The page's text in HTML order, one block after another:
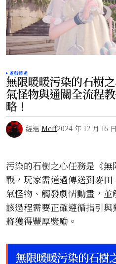
遊戲頻道
無限暖暖污染的石樹
氣怪物與通關全流程
略！
經過 Meff2024 年 12 月 16 日
污染的石樹之心任務是《
戰，玩家需通過傳送到麥
氣怪物、觸發劇情動畫，並
該過程需要正確遵循指引
將獲得豐厚獎勵。
無限暖暖污染的石樹